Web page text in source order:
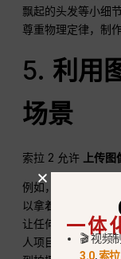
飘起的头发等小细
尊重物理定律，制
5. 利用
场景
索拉 2 允许 上传图
例如，我上传了一张
以拿着它在泳池边
让任何人创建高度
人项目。我还尝试
一体
🎬 视频
3.0,索